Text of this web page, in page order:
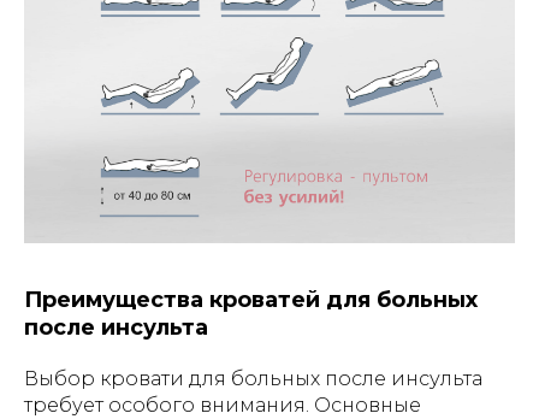
Преимущества кроватей для больных
после инсульта
Выбор кровати для больных после инсульта
требует особого внимания. Основные